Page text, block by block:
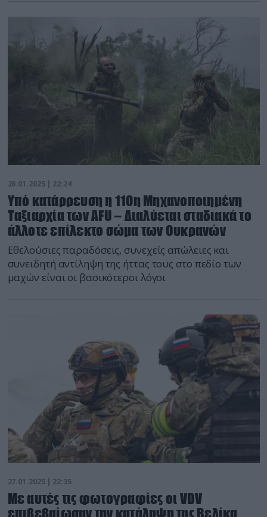
28.01.2025 | 22:24
Υπό κατάρρευση η 110η Μηχανοποιημένη
Ταξιαρχία των AFU – Διαλύεται σταδιακά το
άλλοτε επίλεκτο σώμα των Ουκρανών
Εθελούσιες παραδόσεις, συνεχείς απώλειες και
συνειδητή αντίληψη της ήττας τους στο πεδίο των
μαχών είναι οι βασικότεροι λόγοι
27.01.2025 | 22:35
Με αυτές τις φωτογραφίες οι VDV
επιβεβαίωσαν την κατάληψη της Βελίκα